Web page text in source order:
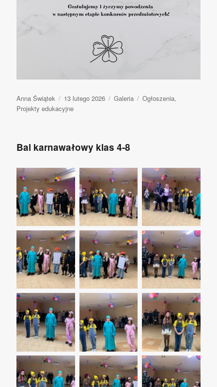
Autor
Anna Świątek Opublikowano
13 lutego 2026
Format
Galeria Kategorie
Ogłoszenia,
Projekty edukacyjne
Bal karnawałowy klas 4-8